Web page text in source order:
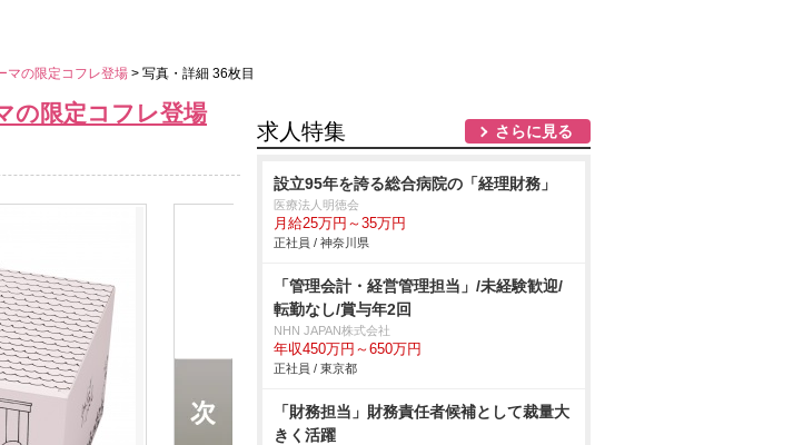
マの限定コフレ登場 > 写真・詳細 36枚目
の限定コフレ登場
求人特集 さらに見る
設立95年を誇る総合病院の「経理財務」
医療法人明徳会
月給25万円～35万円
正社員 / 神奈川県
「管理会計・経営管理担当」/未経験歓迎/
転勤なし/賞与年2回
NHN JAPAN株式会社
年収450万円～650万円
正社員 / 東京都
「財務担当」財務責任者候補として裁量大
きく活躍